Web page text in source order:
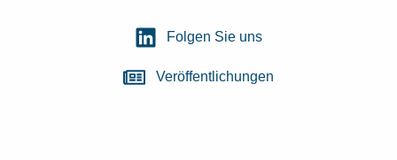
Folgen Sie uns
Veröffentlichungen